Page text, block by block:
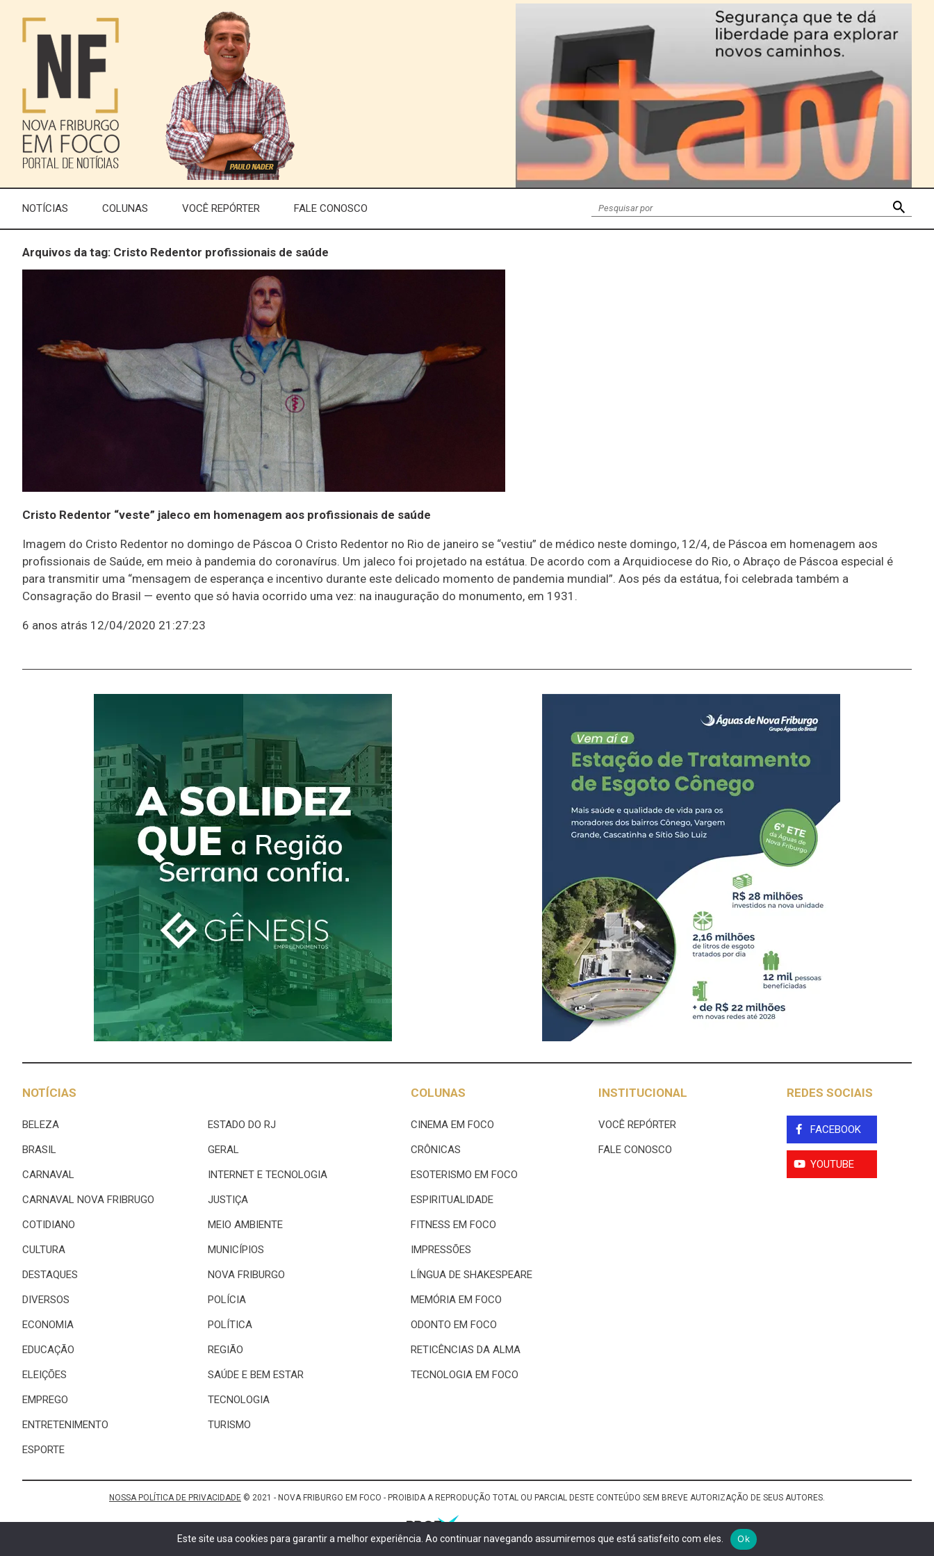
NOTÍCIAS COLUNAS VOCÊ REPÓRTER FALE CONOSCO
Arquivos da tag: Cristo Redentor profissionais de saúde
Cristo Redentor “veste” jaleco em homenagem aos profissionais de saúde
Imagem do Cristo Redentor no domingo de Páscoa O Cristo Redentor no Rio de janeiro se “vestiu” de médico neste domingo, 12/4, de Páscoa em homenagem aos
profissionais de Saúde, em meio à pandemia do coronavírus. Um jaleco foi projetado na estátua. De acordo com a Arquidiocese do Rio, o Abraço de Páscoa especial é
para transmitir uma “mensagem de esperança e incentivo durante este delicado momento de pandemia mundial”. Aos pés da estátua, foi celebrada também a
Consagração do Brasil — evento que só havia ocorrido uma vez: na inauguração do monumento, em 1931.
6 anos atrás 12/04/2020 21:27:23
NOTÍCIAS
BELEZA
BRASIL
CARNAVAL
CARNAVAL NOVA FRIBRUGO
COTIDIANO
CULTURA
DESTAQUES
DIVERSOS
ECONOMIA
EDUCAÇÃO
ELEIÇÕES
EMPREGO
ENTRETENIMENTO
ESPORTE
ESTADO DO RJ
GERAL
INTERNET E TECNOLOGIA
JUSTIÇA
MEIO AMBIENTE
MUNICÍPIOS
NOVA FRIBURGO
POLÍCIA
POLÍTICA
REGIÃO
SAÚDE E BEM ESTAR
TECNOLOGIA
TURISMO
COLUNAS
CINEMA EM FOCO
CRÔNICAS
ESOTERISMO EM FOCO
ESPIRITUALIDADE
FITNESS EM FOCO
IMPRESSÕES
LÍNGUA DE SHAKESPEARE
MEMÓRIA EM FOCO
ODONTO EM FOCO
RETICÊNCIAS DA ALMA
TECNOLOGIA EM FOCO
INSTITUCIONAL
VOCÊ REPÓRTER
FALE CONOSCO
REDES SOCIAIS
FACEBOOK
YOUTUBE
NOSSA POLÍTICA DE PRIVACIDADE © 2021 - NOVA FRIBURGO EM FOCO - PROIBIDA A REPRODUÇÃO TOTAL OU PARCIAL DESTE CONTEÚDO SEM BREVE AUTORIZAÇÃO DE SEUS AUTORES.
Este site usa cookies para garantir a melhor experiência. Ao continuar navegando assumiremos que está satisfeito com eles. Ok